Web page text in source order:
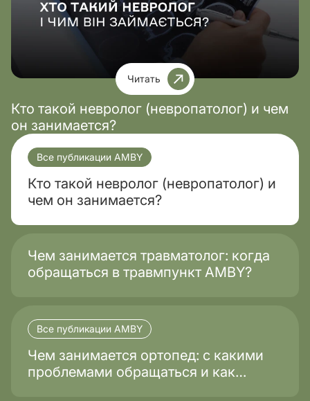
Читать
Кто такой невролог (невропатолог) и чем
он занимается?
Все публикации AMBY
Кто такой невролог (невропатолог) и
чем он занимается?
Чем занимается травматолог: когда
обращаться в травмпункт AMBY?
Все публикации AMBY
Чем занимается ортопед: с какими
проблемами обращаться и как